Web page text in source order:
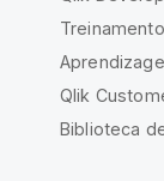
Treinamento
Qlik
Biblioteca